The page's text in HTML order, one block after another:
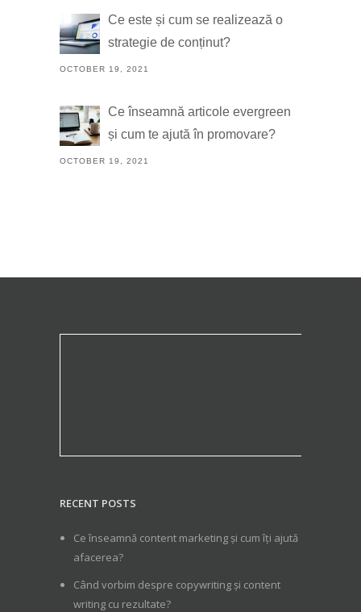
Ce este și cum se realizează o
strategie de conținut?
OCTOBER 19, 2021
Ce înseamnă articole evergreen
și cum te ajută în promovare?
OCTOBER 19, 2021
RECENT POSTS
Ce înseamnă content marketing și cum îți ajută
afacerea?
Când vorbim despre copywriting și content
writing cu rezultate?